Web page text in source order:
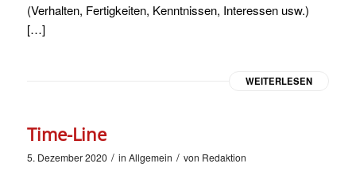
(Verhalten, Fertigkeiten, Kenntnissen, Interessen usw.)
[…]
WEITERLESEN
Time-Line
5. Dezember 2020 / in Allgemein / von Redaktion